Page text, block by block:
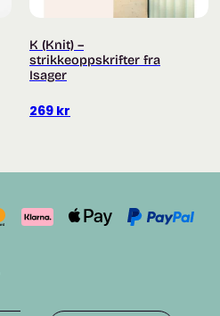
K (Knit) –
strikkeoppskrifter fra
Isager
269 kr